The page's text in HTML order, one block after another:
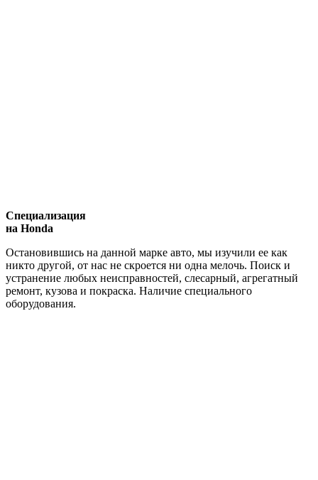
Специализация
на Honda
Остановившись на данной марке авто, мы изучили ее как
никто другой, от нас не скроется ни одна мелочь. Поиск и
устранение любых неисправностей, слесарный, агрегатный
ремонт, кузова и покраска. Наличие специального
оборудования.